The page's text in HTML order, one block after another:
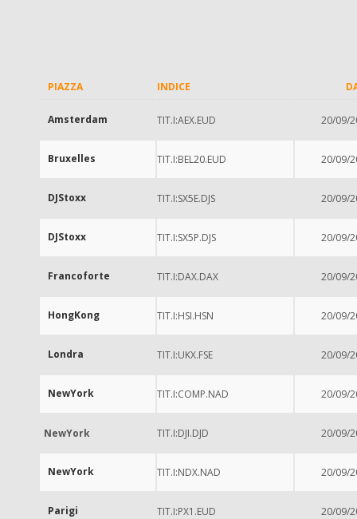
PIAZZA INDICE
Amsterdam TIT.I:AEX.EUD 20/09/
Bruxelles TIT.I:BEL20.EUD 20/09/
DJStoxx TIT.I:SX5E.DJS 20/09/
DJStoxx TIT.I:SX5P.DJS 20/09/
Francoforte TIT.I:DAX.DAX 20/09/
HongKong TIT.I:HSI.HSN 20/09/
Londra TIT.I:UKX.FSE 20/09/
NewYork TIT.I:COMP.NAD 20/09/
NewYork TIT.I:DJI.DJD 20/09/
NewYork TIT.I:NDX.NAD 20/09/
Parigi TIT.I:PX1.EUD 20/09/